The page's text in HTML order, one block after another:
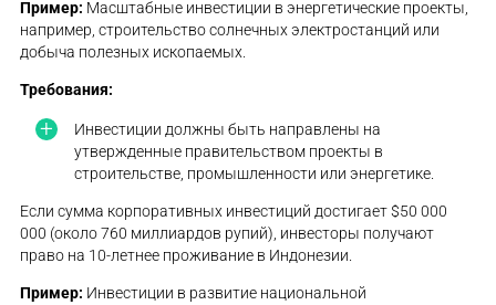
Пример: Масштабные инвестиции в энергетические проекты,
например, строительство солнечных электростанций или
добыча полезных ископаемых.
Требования:
Инвестиции должны быть направлены на
утвержденные правительством проекты в
строительстве, промышленности или энергетике.
Если сумма корпоративных инвестиций достигает $50 000
000 (около 760 миллиардов рупий), инвесторы получают
право на 10-летнее проживание в Индонезии.
Пример: Инвестиции в развитие национальной